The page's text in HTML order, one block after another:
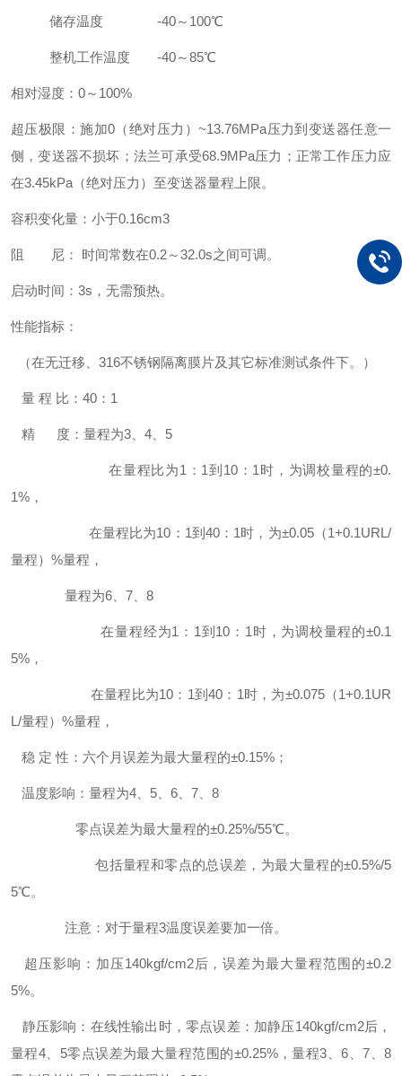
储存温度 -40～100℃
整机工作温度 -40～85℃
相对湿度：0～100%
超压极限：施加0（绝对压力）~13.76MPa压力到变送器任意一
侧，变送器不损坏；法兰可承受68.9MPa压力；正常工作压力应
在3.45kPa（绝对压力）至变送器量程上限。
容积变化量：小于0.16cm3
阻 尼： 时间常数在0.2～32.0s之间可调。
启动时间：3s，无需预热。
性能指标：
（在无迁移、316不锈钢隔离膜片及其它标准测试条件下。）
量 程 比：40：1
精 度：量程为3、4、5
在量程比为1：1到10：1时，为调校量程的±0.
1%，
在量程比为10：1到40：1时，为±0.05（1+0.1URL/
量程）%量程，
量程为6、7、8
在量程经为1：1到10：1时，为调校量程的±0.1
5%，
在量程比为10：1到40：1时，为±0.075（1+0.1UR
L/量程）%量程，
稳 定 性：六个月误差为最大量程的±0.15%；
温度影响：量程为4、5、6、7、8
零点误差为最大量程的±0.25%/55℃。
包括量程和零点的总误差，为最大量程的±0.5%/5
5℃。
注意：对于量程3温度误差要加一倍。
超压影响：加压140kgf/cm2后，误差为最大量程范围的±0.2
5%。
静压影响：在线性输出时，零点误差：加静压140kgf/cm2后，
量程4、5零点误差为最大量程范围的±0.25%，量程3、6、7、8